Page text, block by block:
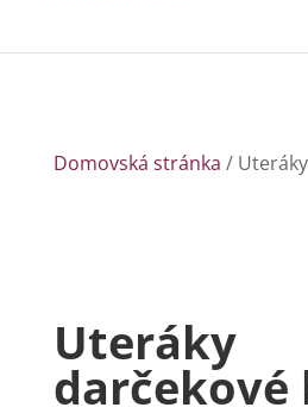
Domovská stránka /
Uteráky
darčekové